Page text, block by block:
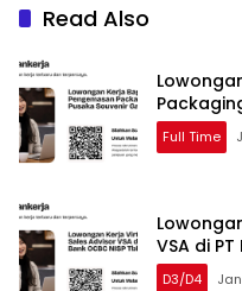
Read Also
Full Time
VSA di
D3/D4